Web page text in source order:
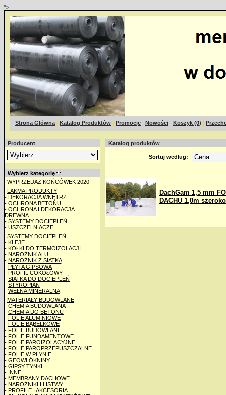
">
Strona Główna | Katalog Produktów | Promocje | Nowości | Koszyk (0) |
Producent
Wybierz kategorię
WYPRZEDAŻ KOŃCÓWEK 2020
LAKMA PRODUKTY
- DEKORACJA WNĘTRZ
- OCHRONA BETONU
- OCHRONA I DEKORACJA
DREWNA
- SYSTEMY DOCIEPLEŃ
- USZCZELNIACZE
SYSTEMY DOCIEPLEŃ
- KLEJE
- KOŁKI DO TERMOIZOLACJI
- NAROŻNIK ALU
- NAROŻNIK Z SIATKĄ
- PŁYTA GIPSOWA
- PROFIL COKOŁOWY
- SIATKA DO DOCIEPLEŃ
- STYROPIAN
- WEŁNA MINERALNA
MATERIAŁY BUDOWLANE
- CHEMIA BUDOWLANA
- CHEMIA DO BETONU
- FOLIE ALUMINIOWE
- FOLIE BĄBELKOWE
- FOLIE BUDOWLANE
- FOLIE FUNDAMENTOWE
- FOLIE PAROIZOLACYJNE
- FOLIE PAROPRZEPUSZCZALNE
- FOLIE W PŁYNIE
- GEOWŁÓKNINY
- GIPSY TYNKI
- INNE
- MEMBRANY DACHOWE
- NAROŻNIKI I LISTWY
- PROFILE I AKCESORIA
Katalog produktów
Sortuj według:
DachGam 1,5 mm
DACHU 1,0m